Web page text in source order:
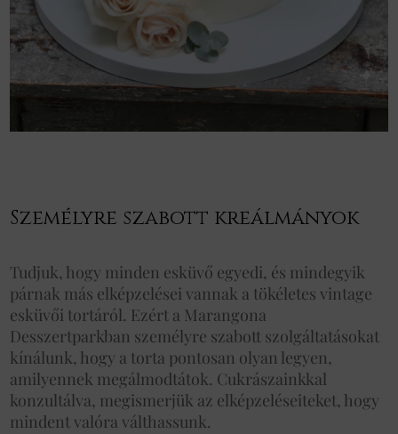
Személyre szabott kreálmányok
Tudjuk, hogy minden esküvő egyedi, és mindegyik
párnak más elképzelései vannak a tökéletes vintage
esküvői tortáról. Ezért a Marangona
Desszertparkban személyre szabott szolgáltatásokat
kínálunk, hogy a torta pontosan olyan legyen,
amilyennek megálmodtátok. Cukrászainkkal
konzultálva, megismerjük az elképzeléseiteket, hogy
mindent valóra válthassunk.